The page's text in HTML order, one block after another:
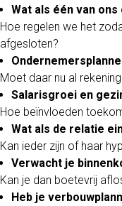
Wat als één van
Hoe regelen we het
afgesloten?
Moet daar nu al
Salarisgroei en
Hoe beïnvloeden
Wat als de relatie
Kan ieder zijn of haar
Verwacht je
Kan je dan boetevrij
Heb je